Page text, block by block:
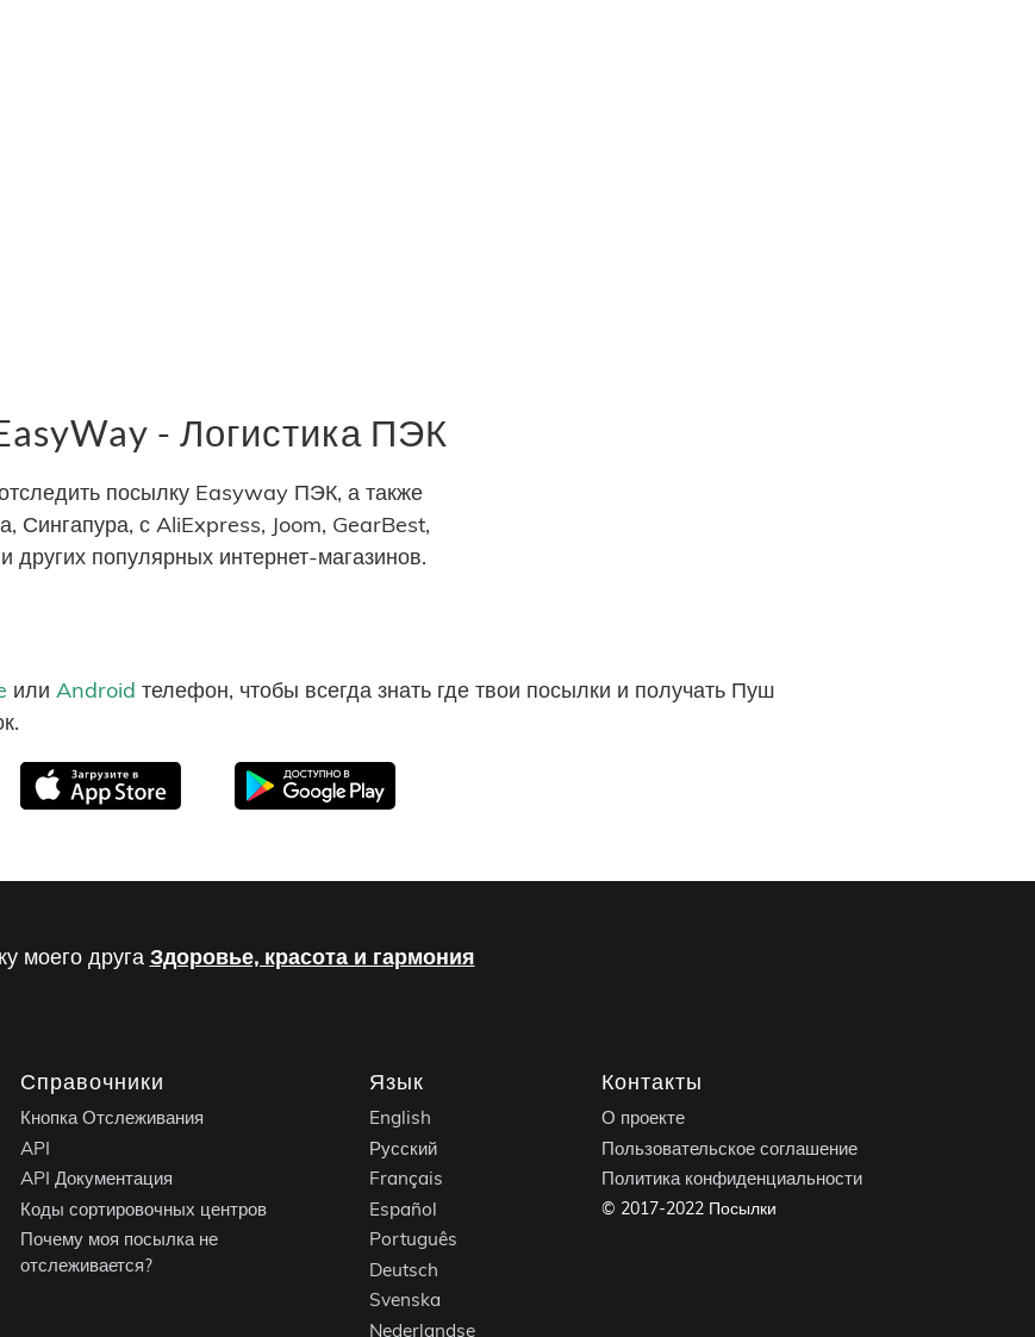
- Логистика ПЭК
посылку Easyway ПЭК, а также
Сингапура, с AliExpress, Joom, GearBest,
других популярных интернет-магазинов.
или Android телефон, чтобы всегда знать где твои посылки и получать Пуш
моего друга Здоровье, красота и гармония
Справочники
Кнопка Отслеживания
API
API Документация
Коды сортировочных центров
Почему моя посылка не
отслеживается?
Язык
English
Русский
Français
Español
Português
Deutsch
Svenska
Nederlandse
Контакты
О проекте
Пользовательское соглашение
Политика конфиденциальности
© 2017-2022 Посылки